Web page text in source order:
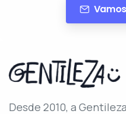
Desde 2010, a